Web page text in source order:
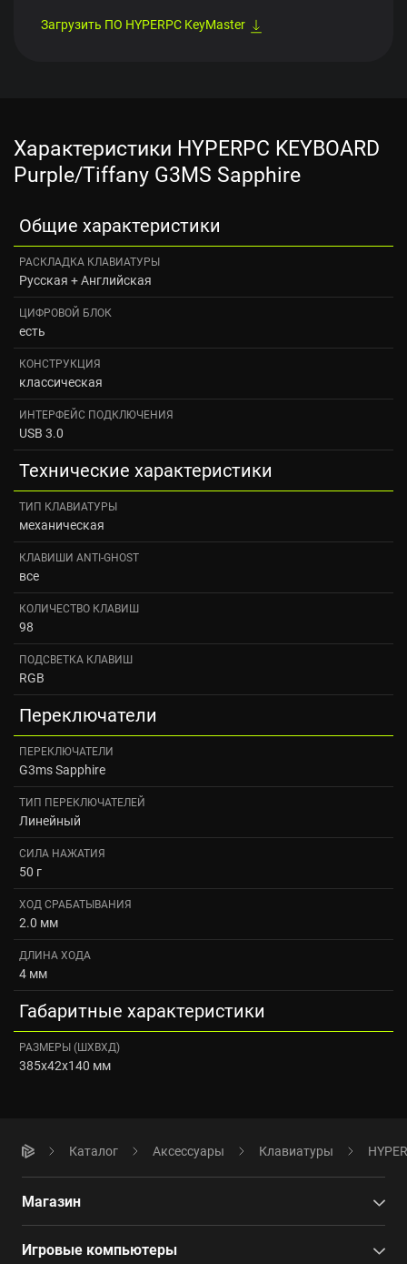
Загрузить ПО HYPERPC KeyMaster
Характеристики HYPERPC KEYBOARD
Purple/Tiffany G3MS Sapphire
Общие характеристики
РАСКЛАДКА КЛАВИАТУРЫ
Русская + Английская
ЦИФРОВОЙ БЛОК
есть
КОНСТРУКЦИЯ
классическая
ИНТЕРФЕЙС ПОДКЛЮЧЕНИЯ
USB 3.0
Технические характеристики
ТИП КЛАВИАТУРЫ
механическая
КЛАВИШИ ANTI-GHOST
все
КОЛИЧЕСТВО КЛАВИШ
98
ПОДСВЕТКА КЛАВИШ
RGB
Переключатели
ПЕРЕКЛЮЧАТЕЛИ
G3ms Sapphire
ТИП ПЕРЕКЛЮЧАТЕЛЕЙ
Линейный
СИЛА НАЖАТИЯ
50 г
ХОД СРАБАТЫВАНИЯ
2.0 мм
ДЛИНА ХОДА
4 мм
Габаритные характеристики
РАЗМЕРЫ (ШXВXД)
385x42x140 мм
Каталог Аксессуары Клавиатуры
Магазин
Игровые компьютеры